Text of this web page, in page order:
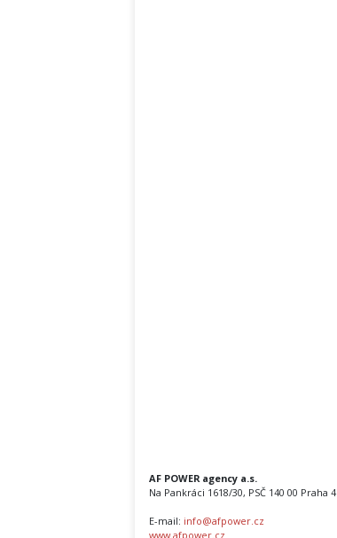
AF POWER agency a.s.
Na Pankráci 1618/30, PSČ 140 00 Praha 4
E-mail: info@afpower.cz
www.afpower.cz